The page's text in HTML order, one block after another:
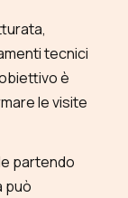
tecnici
è
le visite
partendo
può